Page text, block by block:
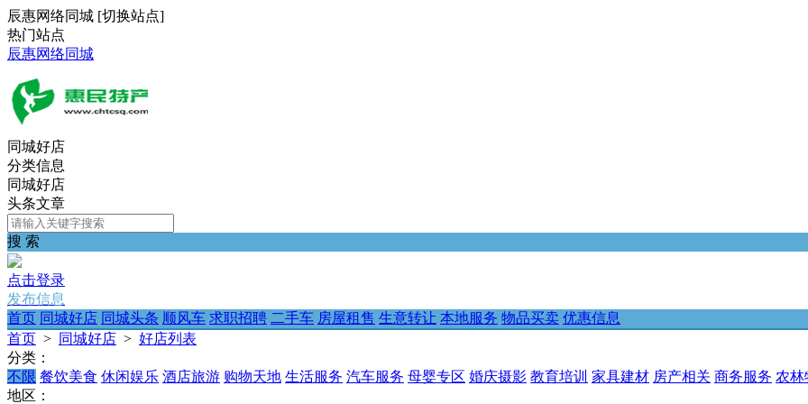
辰惠网络同城 [切换站点]
热门站点
辰惠网络同城
同城好店
分类信息
同城好店
头条文章
搜 索
点击登录
发布信息
首页 同城好店 同城头条 顺风车 求职招聘 二手车 房屋租售 生意转让 本地服务 物品买卖 优惠信息
首页 > 同城好店 > 好店列表
分类：
不限 餐饮美食 休闲娱乐 酒店旅游 购物天地 生活服务 汽车服务 母婴专区 婚庆摄影 教育培训 家具建材 房产相关 商务服务 农林
地区：